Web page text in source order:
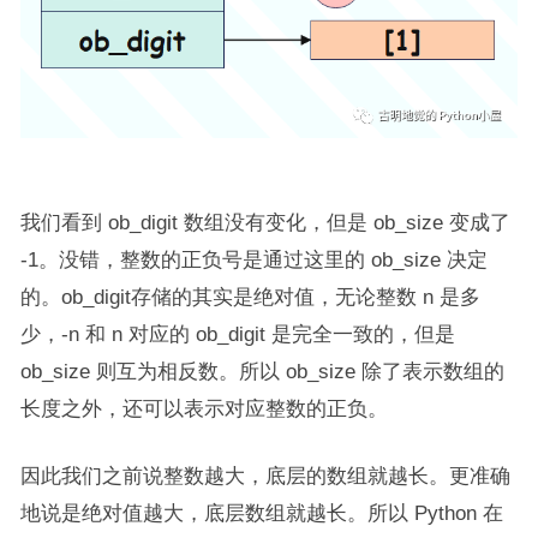
我们看到 ob_digit 数组没有变化，但是 ob_size 变成了
-1。没错，整数的正负号是通过这里的 ob_size 决定
的。ob_digit存储的其实是绝对值，无论整数 n 是多
少，-n 和 n 对应的 ob_digit 是完全一致的，但是
ob_size 则互为相反数。所以 ob_size 除了表示数组的
长度之外，还可以表示对应整数的正负。
因此我们之前说整数越大，底层的数组就越长。更准确
地说是绝对值越大，底层数组就越长。所以 Python 在